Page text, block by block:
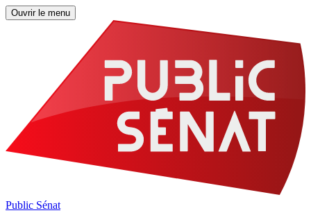
Ouvrir le menu
Public Sénat